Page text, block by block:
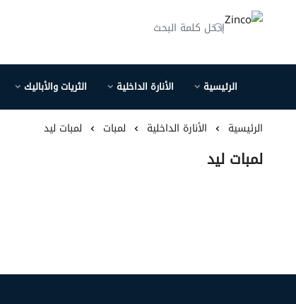
الرئيسية الأنارة الداخلية الثريات والأباليك
الرئيسية الأنارة الداخلية لمبات لمبات ليد
لمبات ليد